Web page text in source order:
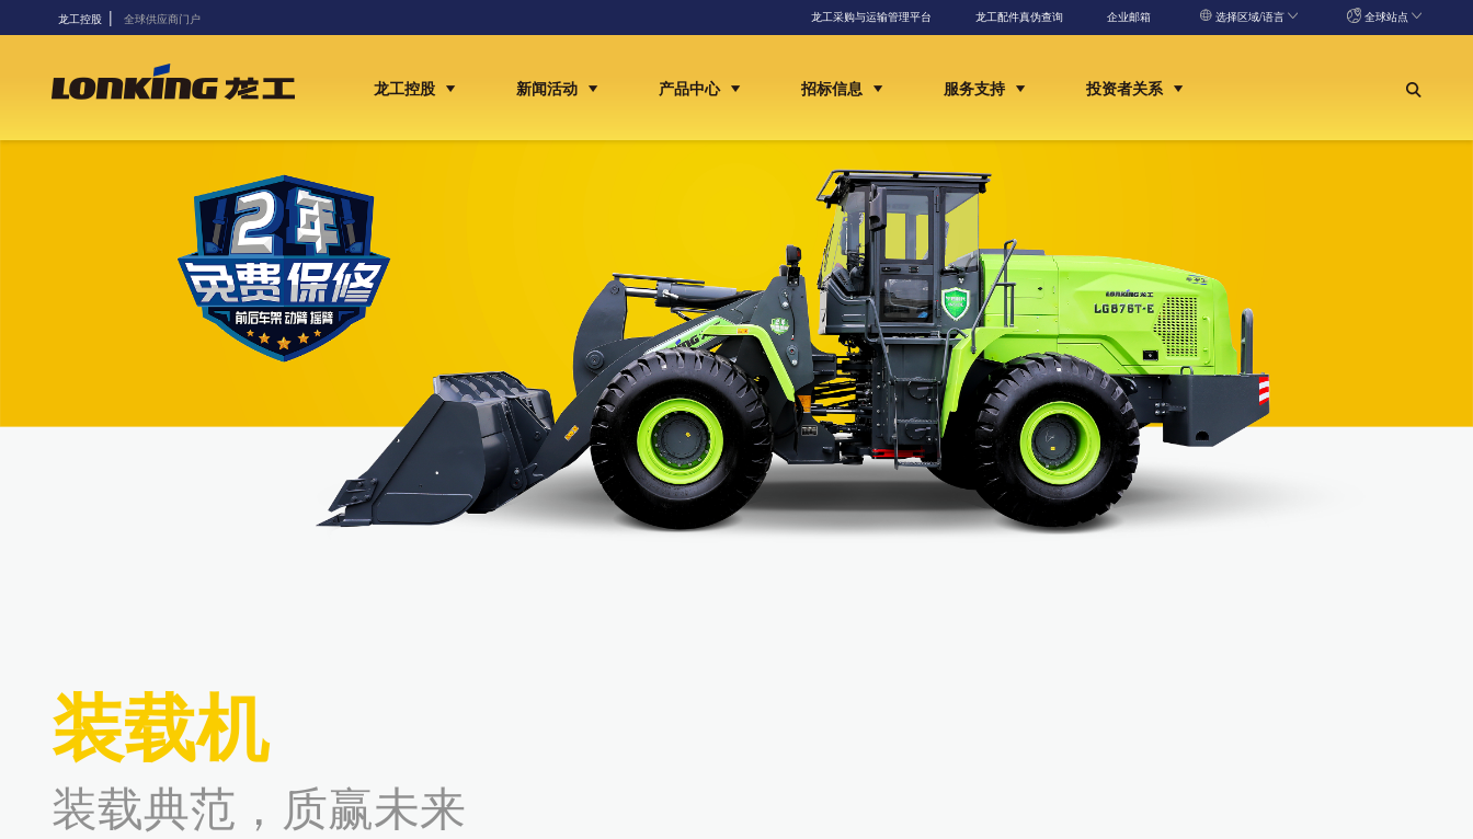
龙工控股 | 全球供应商门户 龙工采购与运输管理平台 龙工配件真伪查询 企业邮箱 选择区域/语言 全球站点
龙工控股 新闻活动 产品中心 招标信息 服务支持 投资者关系
装载机
装载典范，质赢未来